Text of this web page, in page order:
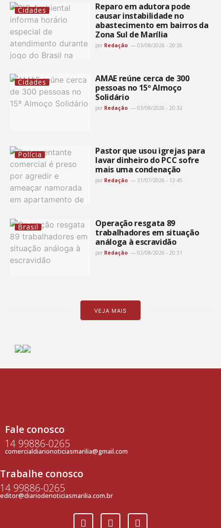
Cidades
Reparo em adutora pode
causar instabilidade no
abastecimento em bairros da
Zona Sul de Marília
por Redação 03/08/2026 - 20:26
Cidades
AMAE reúne cerca de 300
pessoas no 15º Almoço
Solidário
por Redação 03/08/2026 - 20:32
Polícia
Pastor que usou igrejas para
lavar dinheiro do PCC sofre
mais uma condenação
por Redação 31/07/2026 - 13:45
Brasil
Operação resgata 89
trabalhadores em situação
análoga à escravidão
por Redação 02/08/2026 - 20:31
VEJA MAIS
Fale conosco
14 99886-0265
comercialdiarionoticiasmarilia@gmail.com
Trabalhe conosco
14 99886-0265
editor@diariodenoticiasmarilia.com.br